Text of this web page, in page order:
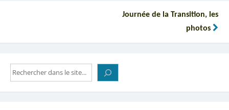
Journée de la Transition, les
photos
Rechercher